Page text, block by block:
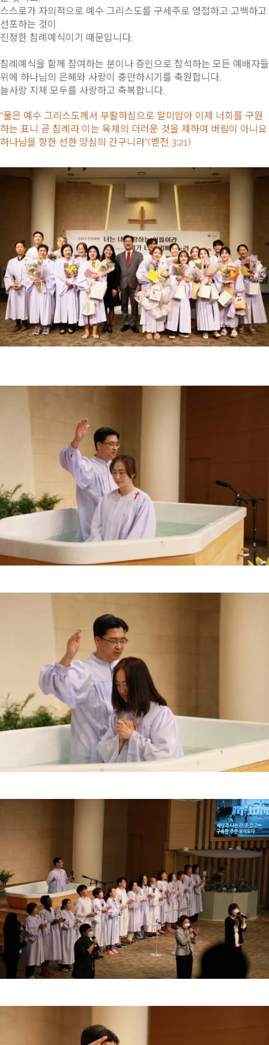
스스로가 자의적으로 예수 그리스도를 구세주로 영접하고 고백하고
선포하는 것이
진정한 침례예식이기 때문입니다.
침례예식을 함께 참여하는 분이나 증인으로 참석하는 모든 예배자들
위에 하나님의 은혜와 사랑이 충만하시기를 축원합니다.
늘사랑 지체 모두를 사랑하고 축복합니다.
“물은 예수 그리스도께서 부활하심으로 말미암아 이제 너희를 구원
하는 표니 곧 침례라 이는 육체의 더러운 것을 제하여 버림이 아니요
하나님을 향한 선한 양심의 간구니라”(벧전 3:21)